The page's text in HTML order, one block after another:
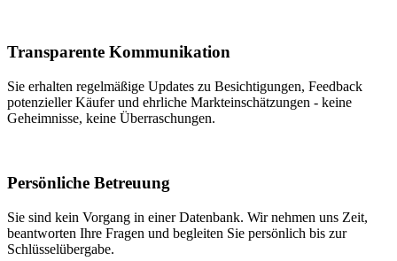
Transparente Kommunikation
Sie erhalten regelmäßige Updates zu Besichtigungen, Feedback
potenzieller Käufer und ehrliche Markteinschätzungen - keine
Geheimnisse, keine Überraschungen.
Persönliche Betreuung
Sie sind kein Vorgang in einer Datenbank. Wir nehmen uns Zeit,
beantworten Ihre Fragen und begleiten Sie persönlich bis zur
Schlüsselübergabe.